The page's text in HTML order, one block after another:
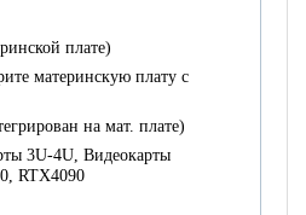
плате)
материнскую плату с
на мат. плате)
3U-4U, Видеокарты
RTX4090